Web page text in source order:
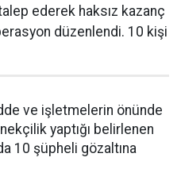
ederek haksız kazanç
düzenlendi. 10 kişi
ve işletmelerin önünde
yaptığı belirlenen
10 şüpheli gözaltına